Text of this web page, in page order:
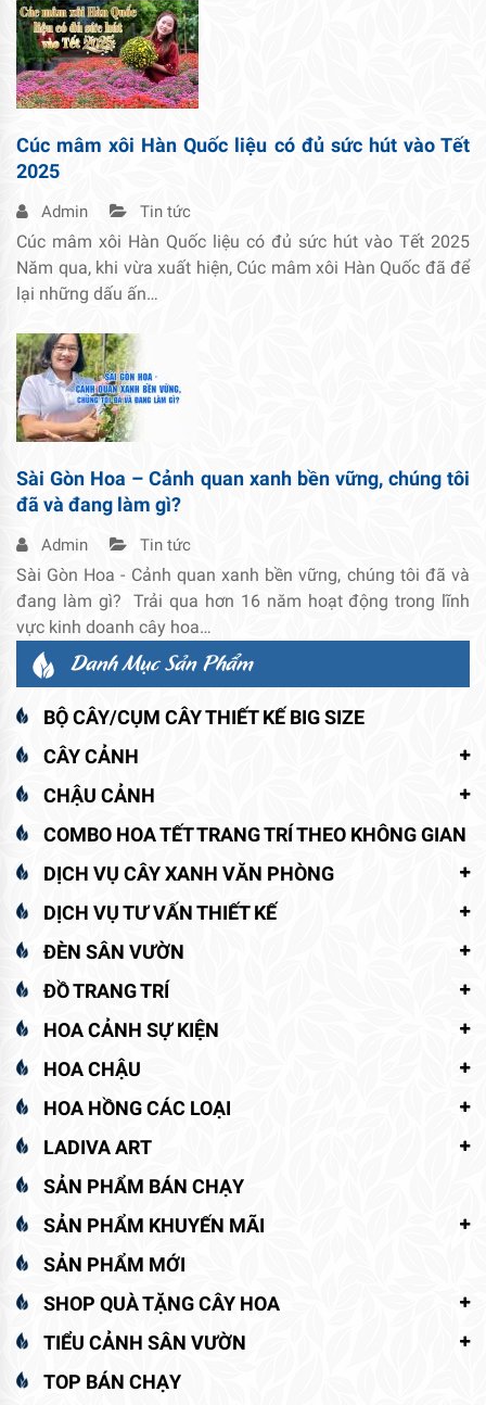
Cúc mâm xôi Hàn Quốc liệu có đủ sức hút vào Tết
2025
Admin Tin tức
Cúc mâm xôi Hàn Quốc liệu có đủ sức hút vào Tết 2025
Năm qua, khi vừa xuất hiện, Cúc mâm xôi Hàn Quốc đã để
lại những dấu ấn…
Sài Gòn Hoa – Cảnh quan xanh bền vững, chúng tôi
đã và đang làm gì?
Admin Tin tức
Sài Gòn Hoa - Cảnh quan xanh bền vững, chúng tôi đã và
đang làm gì? Trải qua hơn 16 năm hoạt động trong lĩnh
vực kinh doanh cây hoa…
Danh Mục Sản Phẩm
BỘ CÂY/CỤM CÂY THIẾT KẾ BIG SIZE
CÂY CẢNH
CHẬU CẢNH
COMBO HOA TẾT TRANG TRÍ THEO KHÔNG GIAN
DỊCH VỤ CÂY XANH VĂN PHÒNG
DỊCH VỤ TƯ VẤN THIẾT KẾ
ĐÈN SÂN VƯỜN
ĐỒ TRANG TRÍ
HOA CẢNH SỰ KIỆN
HOA CHẬU
HOA HỒNG CÁC LOẠI
LADIVA ART
SẢN PHẨM BÁN CHẠY
SẢN PHẨM KHUYẾN MÃI
SẢN PHẨM MỚI
SHOP QUÀ TẶNG CÂY HOA
TIỂU CẢNH SÂN VƯỜN
TOP BÁN CHẠY